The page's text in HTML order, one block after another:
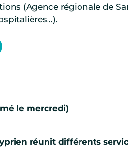
(Agence régionale de
le mercredi)
réunit différents